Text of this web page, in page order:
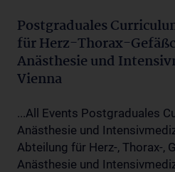
Postgraduales
für Herz-Thorax-
Anästhesie und
Vienna
...All Events Postgraduales
Anästhesie und
Abteilung für Herz-, Thorax-,
Anästhesie und